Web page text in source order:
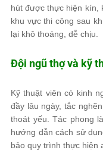
hút được thực hiện kín,
khu vực thi công sau
lại khô thoáng, dễ chịu.
Đội ngũ thợ và kỹ
Kỹ thuật viên có kinh
đầy lâu ngày, tắc
thoát yếu. Tác phong
hướng dẫn cách sử
bảo quy trình thực hiện